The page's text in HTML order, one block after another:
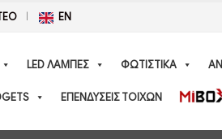
EN
LED ΛΑΜΠΕΣ ΦΩΤΙΣΤΙΚΑ
ΕΠΕΝΔΥΣΕΙΣ ΤΟΙΧΩΝ